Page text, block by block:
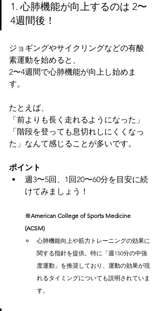
1. 心肺機能が向上するのは 2〜
4週間後！
ジョギングやサイクリングなどの有酸
素運動を始めると、
2〜4週間で心肺機能が向上し始めま
す。
たとえば、
「前よりも長く走れるようになった」
「階段を登っても息切れしにくくなっ
た」なんて感じることが多いです。
ポイント
週3〜5回、1回20〜60分を目安に続
けてみましょう！
※American College of Sports Medicine
(ACSM)
心肺機能向上や筋力トレーニングの効果に
関する指針を提供。特に「週150分の中強
度運動」を推奨しており、運動の効果が現
れるタイミングについても説明されていま
す。